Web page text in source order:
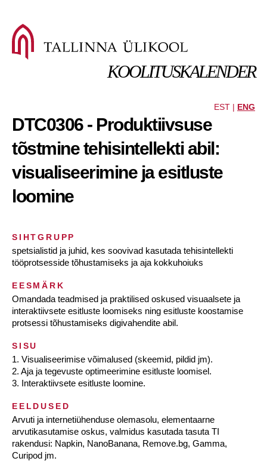
KOOLITUSKALENDER
EST | ENG
DTC0306 - Produktiivsuse
tõstmine tehisintellekti abil:
visualiseerimine ja esitluste
loomine
SIHTGRUPP
spetsialistid ja juhid, kes soovivad kasutada tehisintellekti
tööprotsesside tõhustamiseks ja aja kokkuhoiuks
EESMÄRK
Omandada teadmised ja praktilised oskused visuaalsete ja
interaktiivsete esitluste loomiseks ning esitluste koostamise
protsessi tõhustamiseks digivahendite abil.
SISU
1. Visualiseerimise võimalused (skeemid, pildid jm).
2. Aja ja tegevuste optimeerimine esitluste loomisel.
3. Interaktiivsete esitluste loomine.
EELDUSED
Arvuti ja internetiühenduse olemasolu, elementaarne
arvutikasutamise oskus, valmidus kasutada tasuta TI
rakendusi: Napkin, NanoBanana, Remove.bg, Gamma,
Curipod jm.